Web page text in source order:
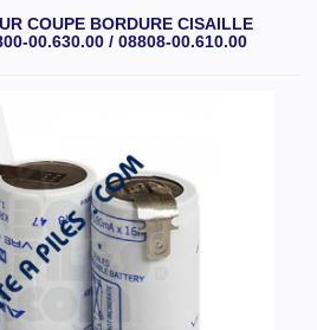
COUPE BORDURE CISAILLE
00.630.00 / 08808-00.610.00